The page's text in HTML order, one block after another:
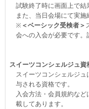
試験終了時に画面上で結
また、当日会場にて実施
※ ＜ベーシック受検者＞
会への入会が必要です。
スイーツコンシェルジュ資
スイーツコンシェルジ
与される資格です。
入会方法・会員規約な
載してあります。